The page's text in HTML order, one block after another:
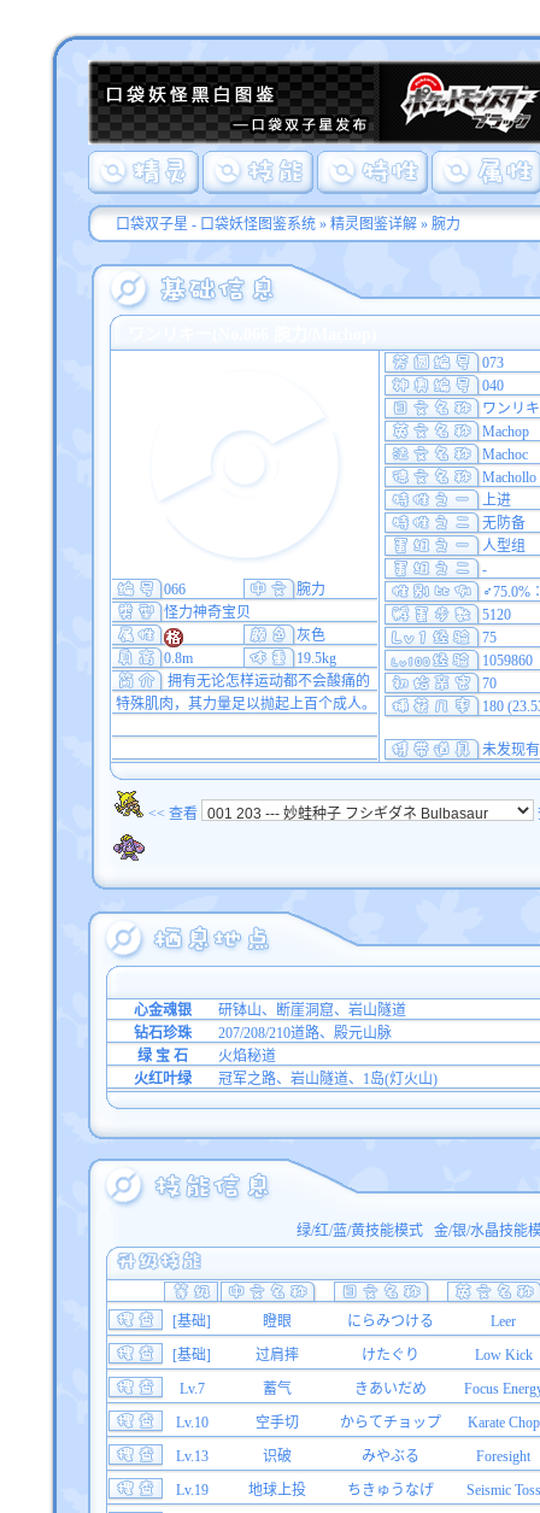
口袋双子星 - 口袋妖怪图鉴系统» 精灵图鉴详解» 腕力
073
040
ワンリ
Machop
Machoc
Machollo
上进
无防备
人型组
-
5120
75
1059860
70
180
未发现
066
腕力
怪力神奇宝贝
灰色
0.8m
19.5kg
拥有无论怎样运动都不会酸痛的
特殊肌肉，其力量足以抛起上百个成人。
<< 查看
心金魂银
研钵山、断崖洞窟、岩山隧道
钻石珍珠
207/208/210道路、殿元山脉
绿 宝 石
火焰秘道
火红叶绿
冠军之路、岩山隧道、1岛(灯火山)
绿/红/蓝/黄技能模式 金/银/水晶技能
[基础] 瞪眼 にらみつける
Leer
[基础]
过肩摔 けたぐり
Low Kick
Lv.7
蓄气 きあいだめ
Focus
Lv.10
空手切 からてチョップ
Karate Chop
Lv.13
识破 みやぶる
Foresight
Lv.19
地球上投 ちきゅうなげ
Seismic Toss